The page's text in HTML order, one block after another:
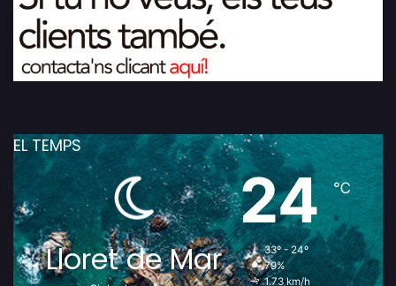
EL TEMPS
Lloret de Mar
24℃
33º - 24º
79%
1.73 km/h